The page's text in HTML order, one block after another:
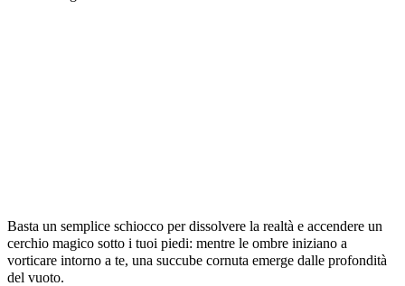
Basta un semplice schiocco per dissolvere la realtà e accendere un
cerchio magico sotto i tuoi piedi: mentre le ombre iniziano a
vorticare intorno a te, una succube cornuta emerge dalle profondità
del vuoto.